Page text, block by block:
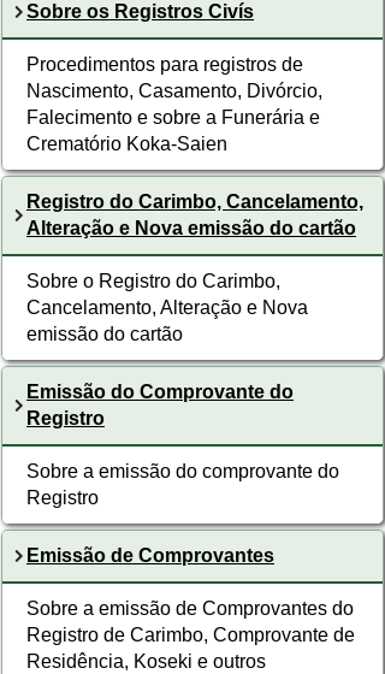
Sobre os Registros Civís
Procedimentos para registros de
Nascimento, Casamento, Divórcio,
Falecimento e sobre a Funerária e
Crematório Koka-Saien
Registro do Carimbo, Cancelamento,
Alteração e Nova emissão do cartão
Sobre o Registro do Carimbo,
Cancelamento, Alteração e Nova
emissão do cartão
Emissão do Comprovante do
Registro
Sobre a emissão do comprovante do
Registro
Emissão de Comprovantes
Sobre a emissão de Comprovantes do
Registro de Carimbo, Comprovante de
Residência, Koseki e outros